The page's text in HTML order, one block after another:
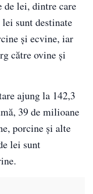
lei, dintre care
sunt destinate
și ecvine, iar
către ovine și
ajung la 142,3
39 de milioane
porcine și alte
lei sunt